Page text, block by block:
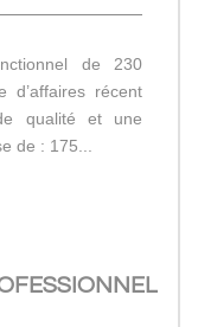
de 230
récent
qualité et une
de : 175...